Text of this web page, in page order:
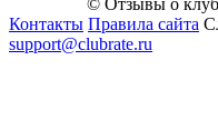
Контакты Правила сайта
support@clubrate.ru